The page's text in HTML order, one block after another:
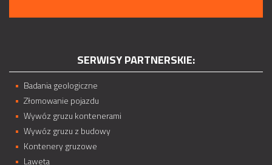
SERWISY PARTNERSKIE:
Badania geologiczne
Złomowanie pojazdu
Wywóz gruzu kontenerami
Wywóz gruzu z budowy
Kontenery gruzowe
Laweta